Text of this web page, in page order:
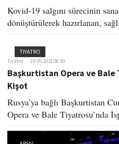
Kovid-19 salgını sürecinin
dönüştürülerek hazırlanan,
TIYATRO
Tiyatro 19.05.2021 06:50
Başkurtistan Opera ve Bale
Kişot
Rusya’ya bağlı Başkurtistan
Opera ve Bale Tiyatrosu’nda